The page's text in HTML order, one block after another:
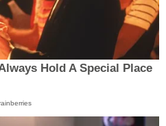
Hold A Special Place